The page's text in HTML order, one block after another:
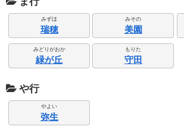
みずほ
瑞穂
みその
美園
みどりがおか
緑が丘
もりた
守田
や行
やよい
弥生